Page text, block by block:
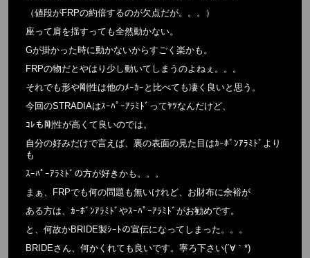
（値段がFRPの約倍するのが欠点だが。。。）
座って肩を揺すっても全然動かない。
Gが掛かった時に動かないからすごく楽かも。
FRPの物だとやはり少し動いてしまうのよねぇ。。。
それでも形や剛性は他のﾒｰｶｰと比べても凄く良いと思う。
今回のSTRADIAはｽｰﾊﾟｰｱﾗﾐﾄﾞってﾔﾂなんだけど、
ｺﾚも剛性が高くて良いのでは。
自分の好みだけで言えば、裏の表面の見た目はｶｰﾎﾞﾝｱﾗﾐﾄﾞより
も
ｽｰﾊﾟｰｱﾗﾐﾄﾞの方が好きかも。。。
まぁ、FRPでも何の問題も無いけれど、お財布に余裕が
ある方は、ｶｰﾎﾞﾝｱﾗﾐﾄﾞやｽｰﾊﾟｰｱﾗﾐﾄﾞがお勧めです。
と、何故かBRIDE製ｼｰﾄの宣伝になってしまった。。。
BRIDEさん、何かくれても良いです。寧ろ下さい(´∀｀*)